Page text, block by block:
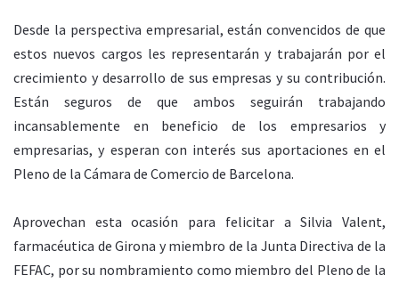
Desde la perspectiva empresarial, están convencidos de que
estos nuevos cargos les representarán y trabajarán por el
crecimiento y desarrollo de sus empresas y su contribución.
Están seguros de que ambos seguirán trabajando
incansablemente en beneficio de los empresarios y
empresarias, y esperan con interés sus aportaciones en el
Pleno de la Cámara de Comercio de Barcelona.
Aprovechan esta ocasión para felicitar a Silvia Valent,
farmacéutica de Girona y miembro de la Junta Directiva de la
FEFAC, por su nombramiento como miembro del Pleno de la